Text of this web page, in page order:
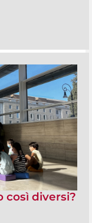
così diversi?